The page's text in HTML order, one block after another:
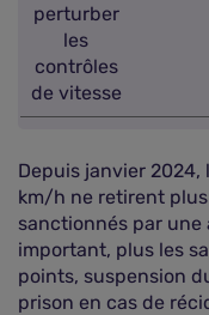
perturber
les
contrôles
de vitesse
Depuis janvier 2024,
km/h ne retirent
sanctionnés par une
important, plus les
points, suspension
prison en cas de